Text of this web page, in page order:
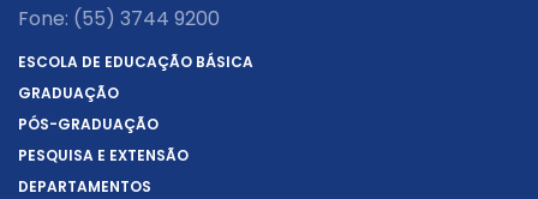
Fone: (55) 3744 9200
ESCOLA DE EDUCAÇÃO BÁSICA
GRADUAÇÃO
PÓS-GRADUAÇÃO
PESQUISA E EXTENSÃO
DEPARTAMENTOS